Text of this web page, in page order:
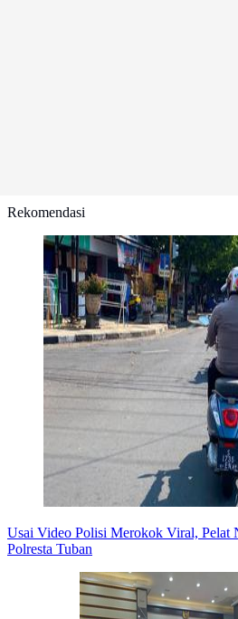
Rekomendasi
Usai Video Polisi Merokok Viral, Pelat
Polresta Tuban